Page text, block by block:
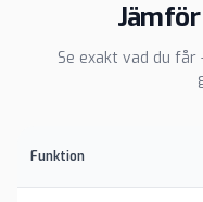
Se exakt vad du
Funktion